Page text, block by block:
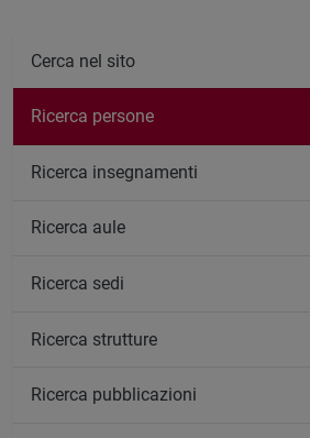
Cerca nel sito
Ricerca persone
Ricerca insegnamenti
Ricerca aule
Ricerca sedi
Ricerca strutture
Ricerca pubblicazioni